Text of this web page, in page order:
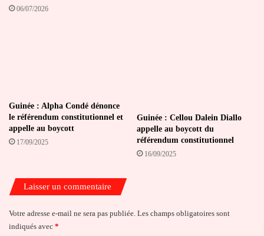
06/07/2026
Guinée : Alpha Condé dénonce
le référendum constitutionnel et
appelle au boycott
17/09/2025
Guinée : Cellou Dalein Diallo
appelle au boycott du
référendum constitutionnel
16/09/2025
Laisser un commentaire
Votre adresse e-mail ne sera pas publiée. Les champs obligatoires sont
indiqués avec *